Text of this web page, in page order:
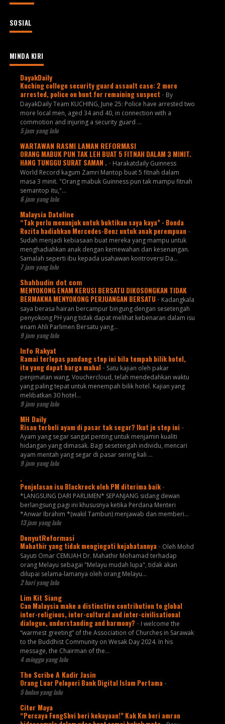
SOSIAL
MINDA KIRI
DayakDaily
Kuching college security guard assault case: 2 more
arrested, police on hunt for remaining suspect - By
DayakDaily Team KUCHING, June 25: Police have arrested two
more local men, aged 34 and 40, in connection with a
commotion and injuring a security guard ...
5 jam yang lalu
WARTAWAN RASMI LAMAN REFORMASI
ORANG MABUK PUN TAK LEH BUAT 5 FITNAH DALAM 3 MINIT.
HANG TUNGGU SURAT SAMAN . - Harakatdaily Guinness
World Record kagum Zamri Mantop buat 5 fitnah dalam
masa 3 minit. "Orang mabuk Guinness pun tak mampu fitnah
semantop itu,"...
6 jam yang lalu
Malaysia Dateline
“Tak perlu menunjuk untuk buktikan saya kaya” - Bonda
Rozita hadiahkan Mercedes-Benz untuk anak perempuan -
Sudah menjadi kebiasaan buat mereka yang mampu untuk
menghadiahkan anak dengan kemewahan dan kesenangan.
Samalah seperti ibu kepada usahawan kontroversi Da...
7 jam yang lalu
Shahbudin dot com
MENYOKONG ENAM KERUSI BERSATU DIKOSONGKAN TIDAK
BERMAKNA MENYOKONG PERJUANGAN BERSATU - Kadangkala
saya berasa hairan bercampur bingung dengan sesetengah
penyokong PH yang tidak dapat melihat kebenaran dalam isu
enam Ahli Parlimen Bersatu yang...
9 jam yang lalu
Info Rakyat
Ramai terlepas pandang step ini bila tempah bilik hotel,
itu yang dapat harga mahal - Satu kajian oleh pakar
penjimatan wang, Vouchercloud, telah mendedahkan waktu
yang paling tepat untuk menempah bilik hotel. Kajian yang
melibatkan 30 hotel...
9 jam yang lalu
MH Daily
Risau terbeli ayam di pasar tak segar? Ikut je step ini -
Ayam yang segar sangat penting untuk menjamin kualiti
hidangan yang dimasak. Bagi sesetengah individu, mencari
ayam mentah yang segar di pasar sering kali ...
9 jam yang lalu
.
Penjelasan isu Blackrock oleh PM diterima baik -
*LANGSUNG DARI PARLIMEN* SEPANJANG sidang dewan
berlangsung pagi ini khususnya ketika Perdana Menteri
*Anwar Ibrahim *(wakil Tambun) menjawab dan memberi...
13 jam yang lalu
DenyutReformasi
Mahathir yang tidak mengingati kejahatannya - Oleh Mohd
Sayuti Omar CEMUAH Dr. Mahathir Mohamad terhadap
orang Melayu sebagai "Melayu mudah lupa", tidak akan
dilupai selama-lamanya oleh orang Melayu...
2 hari yang lalu
Lim Kit Siang
Can Malaysia make a distinctive contribution to global
inter-religious, inter-cultural and inter-civilisational
dialogue, understanding and harmony? - I welcome the
“warmest greeting” of the Association of Churches in Sarawak
to the Buddhist Community on Wesak Day 2024. In his
message, the Chairman of the...
4 minggu yang lalu
The Scribe A Kadir Jasin
Orang Luar Pelopori Bank Digital Islam Pertama -
5 bulan yang lalu
Citer Maya
“Percaya FengShvi beri kekayaan!” Kak Km beri amran